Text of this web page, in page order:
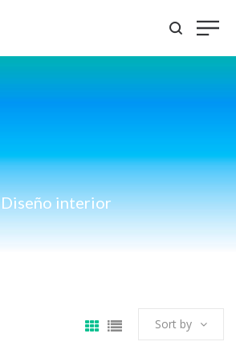
Diseño interior
Sort by